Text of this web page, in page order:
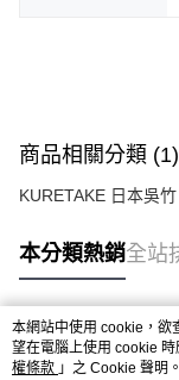
商品相關分類 (1)
KURETAKE 日本吳竹
本分類熱銷全站
熱門標籤
本網站中使用 cookie，欲
望在電腦上使用 cookie
權條款 」之 Cookie 聲明